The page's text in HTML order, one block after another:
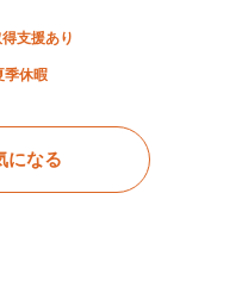
支援あり
季休暇
になる